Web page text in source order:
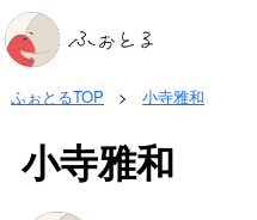
ふぉとるTOP > 小寺雅和
小寺雅和